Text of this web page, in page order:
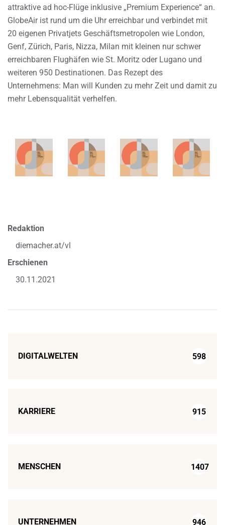
attraktive ad hoc-Flüge inklusive „Premium Experience“ an.
GlobeAir ist rund um die Uhr erreichbar und verbindet mit
20 eigenen Privatjets Geschäftsmetropolen wie London,
Genf, Zürich, Paris, Nizza, Milan mit kleinen nur schwer
erreichbaren Flughäfen wie St. Moritz oder Lugano und
weiteren 950 Destinationen. Das Rezept des
Unternehmens: Man will Kunden zu mehr Zeit und damit zu
mehr Lebensqualität verhelfen.
Redaktion
diemacher.at/vl
Erschienen
30.11.2021
DIGITALWELTEN 598
KARRIERE 915
MENSCHEN 1407
UNTERNEHMEN 946